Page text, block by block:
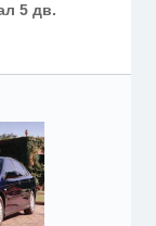
5 дв.